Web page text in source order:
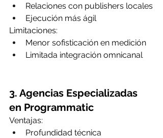
Relaciones con publishers locales
Ejecución más ágil
Limitaciones:
Menor sofisticación en medición
Limitada integración omnicanal
3. Agencias Especializadas
en Programmatic
Ventajas:
Profundidad técnica